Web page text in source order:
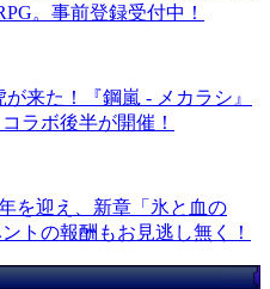
。事前登録受付中！
来た！『鋼嵐 - メカラシ』
ラボ後半が開催！
を迎え、新章「氷と血の
トの報酬もお見逃し無く！